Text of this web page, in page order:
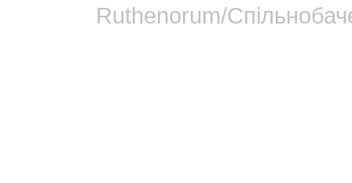
Ruthenorum/